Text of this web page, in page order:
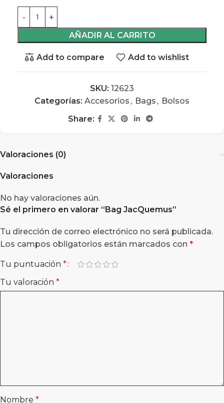
AÑADIR AL CARRITO
Add to compare Add to wishlist
SKU: 12623
Categorías: Accesorios , Bags , Bolsos
Share:
Valoraciones (0)
Valoraciones
No hay valoraciones aún.
Sé el primero en valorar “ Bag JacQuemus”
Tu dirección de correo electrónico no será publicada.
Los campos obligatorios están marcados con *
Tu puntuación *
Tu valoración *
Nombre *